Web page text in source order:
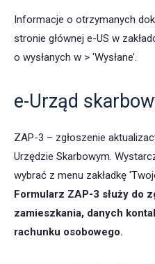
Informacje o otrzymanych
stronie głównej e-US w
o wysłanych w > 'Wysłane’.
e-Urząd
ZAP-3 – zgłoszenie
Urzędzie Skarbowym.
wybrać z menu zakładkę
Formularz ZAP-3 służy do
zamieszkania, danych
rachunku osobowego.